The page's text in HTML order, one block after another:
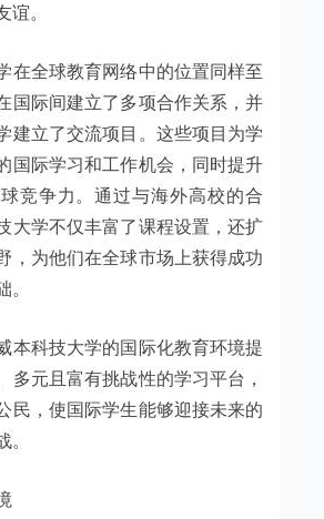
。
在全球教育网络中的位置同样至
国际间建立了多项合作关系，并
建立了交流项目。这些项目为学
国际学习和工作机会，同时提升
竞争力。通过与海外高校的合
大学不仅丰富了课程设置，还扩
，为他们在全球市场上获得成功
本科技大学的国际化教育环境提
多元且富有挑战性的学习平台，
民，使国际学生能够迎接未来的